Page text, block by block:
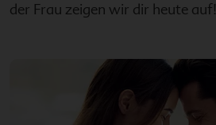
der Frau zeigen wir dir heute auf!